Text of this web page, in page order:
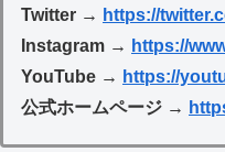
Twitter → https://
Instagram → https://
YouTube → https://
公式ホームページ → h